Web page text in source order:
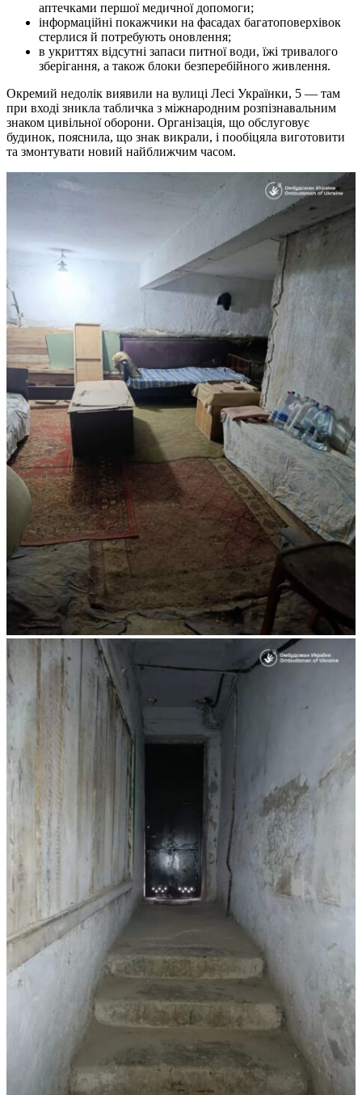
аптечками першої медичної допомоги;
інформаційні покажчики на фасадах багатоповерхівок
стерлися й потребують оновлення;
в укриттях відсутні запаси питної води, їжі тривалого
зберігання, а також блоки безперебійного живлення.
Окремий недолік виявили на вулиці Лесі Українки, 5 — там
при вході зникла табличка з міжнародним розпізнавальним
знаком цивільної оборони. Організація, що обслуговує
будинок, пояснила, що знак викрали, і пообіцяла виготовити
та змонтувати новий найближчим часом.